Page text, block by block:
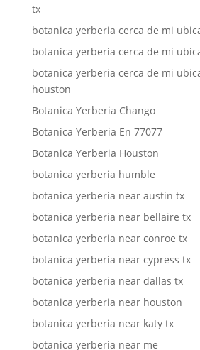
tx
botanica yerberia cerca de mi
botanica yerberia cerca de mi
botanica yerberia cerca de mi
houston
Botanica Yerberia Chango
Botanica Yerberia En 77077
Botanica Yerberia Houston
botanica yerberia humble
botanica yerberia near austin tx
botanica yerberia near bellaire tx
botanica yerberia near conroe tx
botanica yerberia near cypress tx
botanica yerberia near dallas tx
botanica yerberia near houston
botanica yerberia near katy tx
botanica yerberia near me